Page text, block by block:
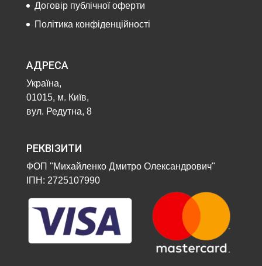
Договір публічної оферти
Політика конфіденційності
АДРЕСА
Україна,
01015, м. Київ,
вул. Редутна, 8
РЕКВІЗИТИ
ФОП "Михайленко Дмитро Олександрович"
ІПН: 2725107990